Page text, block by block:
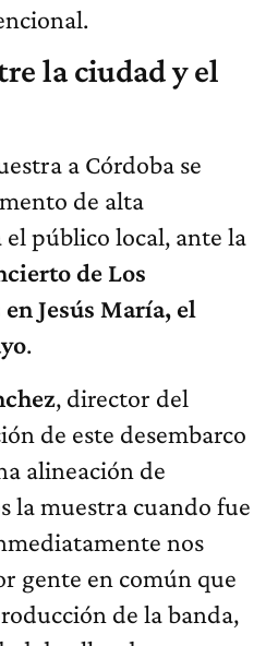
la ciudad y el
a Córdoba se
de alta
el público local, ante la
de Los
Jesús María, el
.
, director del
de este desembarco
alineación de
la muestra cuando fue
nos
gente en común que
de la banda,